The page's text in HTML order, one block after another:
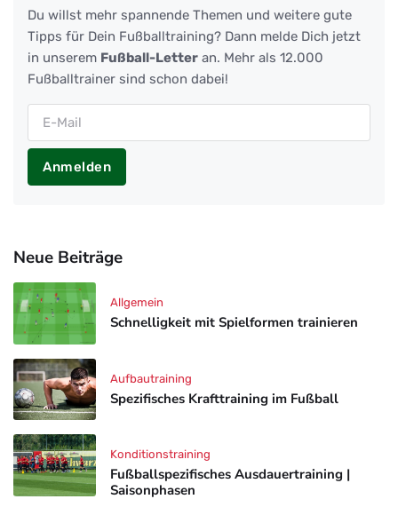
Du willst mehr spannende Themen und weitere gute
Tipps für Dein Fußballtraining? Dann melde Dich jetzt
in unserem Fußball-Letter an. Mehr als 12.000
Fußballtrainer sind schon dabei!
Anmelden
Neue Beiträge
Schnelligkeit mit Spielformen trainieren
Allgemein
Spezifisches Krafttraining im Fußball
Aufbautraining
Fußballspezifisches Ausdauertraining |
Saisonphasen
Konditionstraining